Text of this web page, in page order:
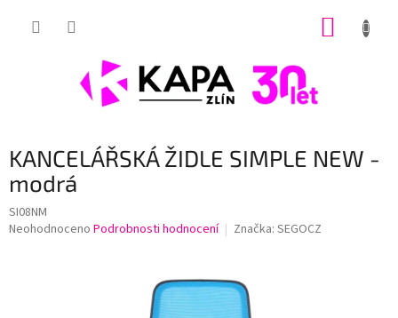
KANCELÁŘSKÁ ŽIDLE SIMPLE NEW -
modrá
SI08NM
Průměrné
Neohodnoceno Podrobnosti hodnocení Značka: SEGOCZ